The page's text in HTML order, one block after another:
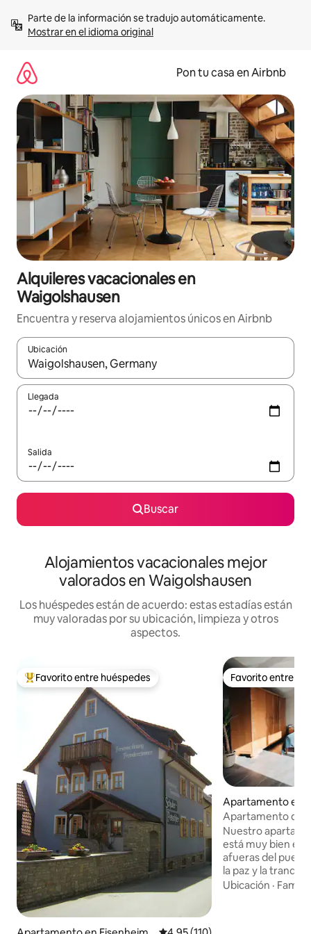
contenidoMostrar en el idioma original
Pon tu casa en Airbnb
Alquileres vacacionales en
Waigolshausen
Encuentra y reserva alojamientos únicos en Airbnb
Ubicación
Cuando los resultados estén disponibles, navega con las
Llegada
Salida
Buscar
Alojamientos vacacionales mejor
valorados en Waigolshausen
Los huéspedes están de acuerdo: estas estadías están
muy valoradas por su ubicación, limpieza y otros
aspectos.
Favorito entre huéspedes preferido
Favorito entre huéspedes Favorito entre
Favorito entre
Apartamento en
d
Apartamento de
luminoso y
Nuestro
está muy bien
afueras del
la paz y la
instalaciones
Ubicación ·